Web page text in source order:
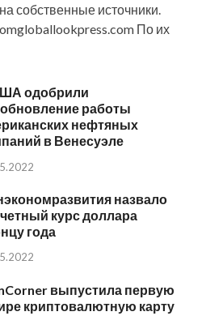
собственные источники.
По их
одобрили
работы
нефтяных
в Венесуэле
назвало
курс доллара
года
выпустила первую
криптовалютную карту